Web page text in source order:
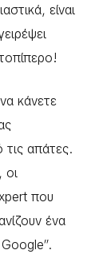
είναι
κάνετε
τις απάτες.
οι
που
ένα